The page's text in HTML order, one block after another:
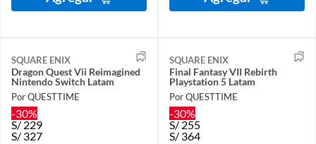
SQUARE ENIX
Dragon Quest Vii Reimagined
Nintendo Switch Latam
Por QUESTTIME
-30%
S/ 229
S/ 327
SQUARE ENIX
Final Fantasy VII Rebirth
Playstation 5 Latam
Por QUESTTIME
-30%
S/ 255
S/ 364